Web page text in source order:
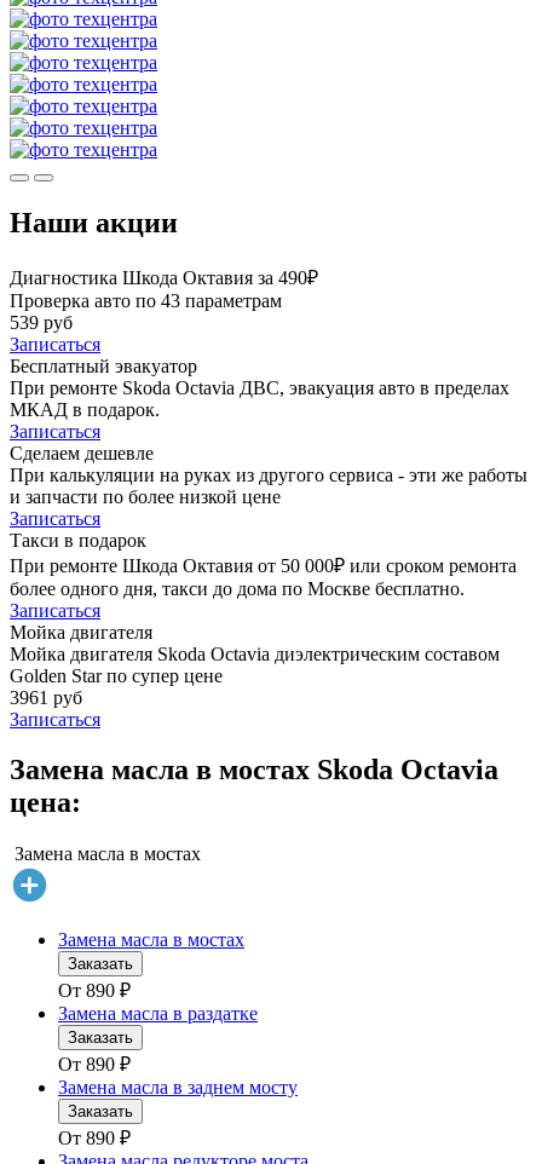
Наши акции
Диагностика Шкода Октавия за 490₽
Проверка авто по 43 параметрам
539 руб
Записаться
Бесплатный эвакуатор
При ремонте Skoda Octavia ДВС, эвакуация авто в пределах
МКАД в подарок.
Записаться
Сделаем дешевле
При калькуляции на руках из другого сервиса - эти же работы
и запчасти по более низкой цене
Записаться
Такси в подарок
При ремонте Шкода Октавия от 50 000₽ или сроком ремонта
более одного дня, такси до дома по Москве бесплатно.
Записаться
Мойка двигателя
Мойка двигателя Skoda Octavia диэлектрическим составом
Golden Star по супер цене
3961 руб
Записаться
Замена масла в мостах Skoda Octavia
цена:
Замена масла в мостах
Замена масла в мостах
Заказать
От 890 ₽
Замена масла в раздатке
Заказать
От 890 ₽
Замена масла в заднем мосту
Заказать
От 890 ₽